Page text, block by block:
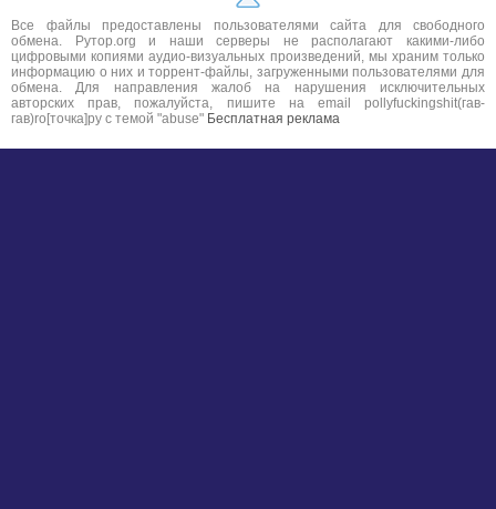
Все файлы предоставлены пользователями сайта для свободного
обмена. Рутор.org и наши серверы не располагают какими-либо
цифровыми копиями аудио-визуальных произведений, мы храним только
информацию о них и торрент-файлы, загруженными пользователями для
обмена. Для направления жалоб на нарушения исключительных
авторских прав, пожалуйста, пишите на email pollyfuckingshit(гав-
гав)ro[точка]ру с темой "abuse" Бесплатная реклама